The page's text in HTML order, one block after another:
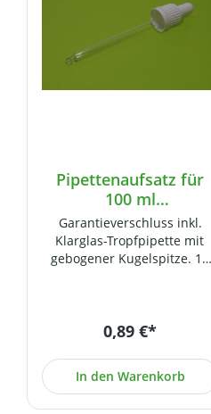
Pipettenaufsatz für
100 ml
Blau-/Braunglasflasche
(DIN 18)
Garantieverschluss inkl.
Klarglas-Tropfpipette mit
gebogener Kugelspitze. 18
0,89 €*
In den Warenkorb